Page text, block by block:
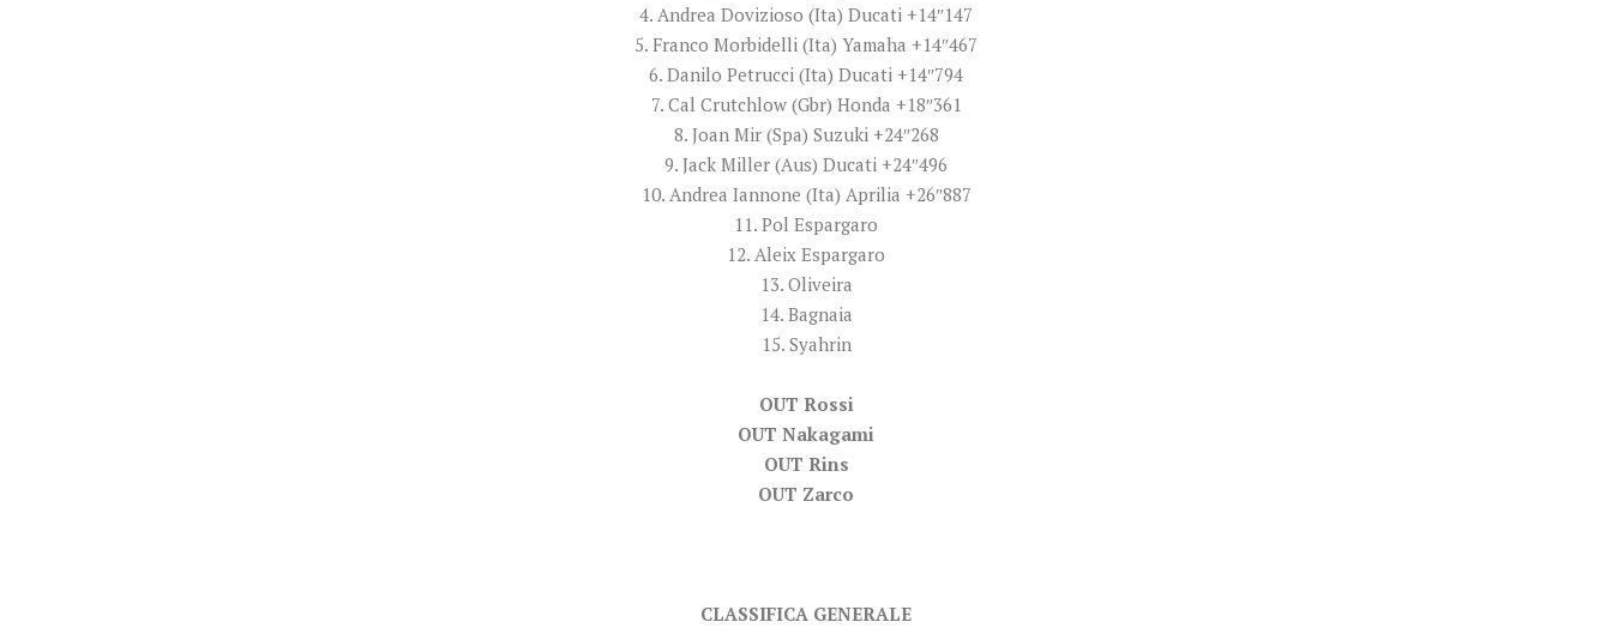
4. Andrea Dovizioso (Ita) Ducati +14″147
5. Franco Morbidelli (Ita) Yamaha +14″467
6. Danilo Petrucci (Ita) Ducati +14″794
7. Cal Crutchlow (Gbr) Honda +18″361
8. Joan Mir (Spa) Suzuki +24″268
9. Jack Miller (Aus) Ducati +24″496
10. Andrea Iannone (Ita) Aprilia +26″887
11. Pol Espargaro
12. Aleix Espargaro
13. Oliveira
14. Bagnaia
15. Syahrin
OUT Rossi
OUT Nakagami
OUT Rins
OUT Zarco
CLASSIFICA GENERALE